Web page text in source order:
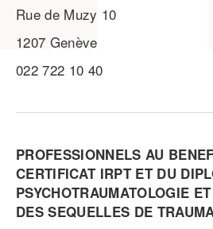
Rue de Muzy 10
1207 Genève
022 722 10 40
PROFESSIONNELS AU
CERTIFICAT IRPT ET DU
PSYCHOTRAUMATOLOGIE
DES SEQUELLES DE